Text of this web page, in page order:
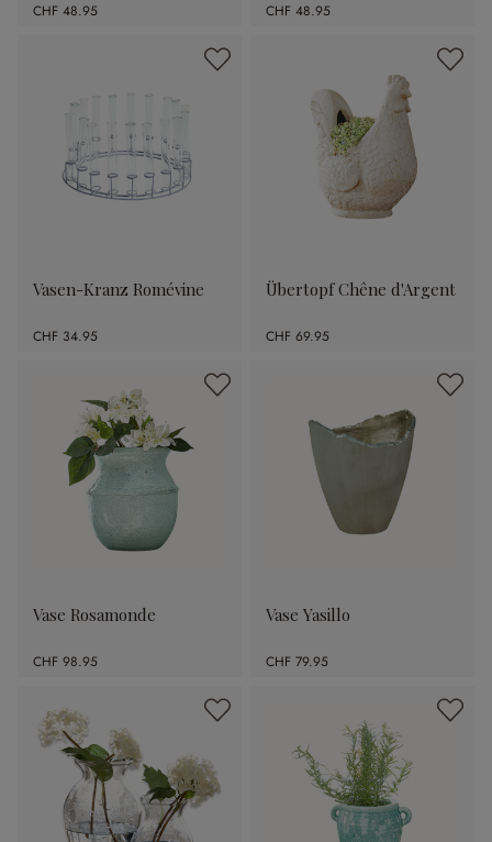
CHF 48.95 CHF 48.95
Vasen-Kranz Romévine
CHF 34.95
Übertopf Chêne d'Argent
CHF 69.95
Vase Rosamonde
CHF 98.95
Vase Yasillo
CHF 79.95